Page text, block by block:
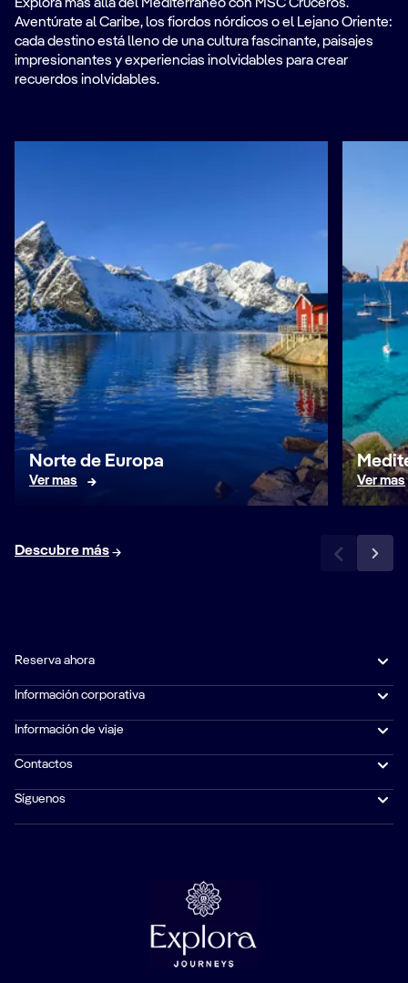
Explora más allá del Mediterráneo con MSC Cruceros.
Aventúrate al Caribe, los fiordos nórdicos o el Lejano Oriente:
cada destino está lleno de una cultura fascinante, paisajes
impresionantes y experiencias inolvidables para crear
recuerdos inolvidables.
Norte de Europa
Ver mas Ver mas
Descubre más
Reserva ahora
Información corporativa
Información de viaje
Contactos
Síguenos